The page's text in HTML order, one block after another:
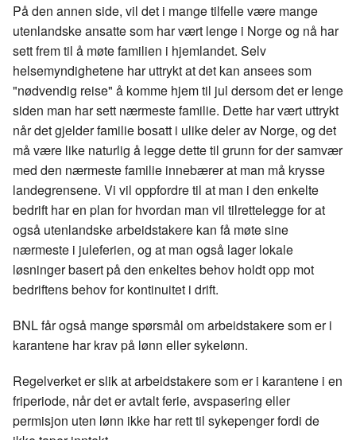
På den annen side, vil det i mange tilfelle være mange
utenlandske ansatte som har vært lenge i Norge og nå har
sett frem til å møte familien i hjemlandet. Selv
helsemyndighetene har uttrykt at det kan ansees som
"nødvendig reise" å komme hjem til jul dersom det er lenge
siden man har sett nærmeste familie. Dette har vært uttrykt
når det gjelder familie bosatt i ulike deler av Norge, og det
må være like naturlig å legge dette til grunn for der samvær
med den nærmeste familie innebærer at man må krysse
landegrensene. Vi vil oppfordre til at man i den enkelte
bedrift har en plan for hvordan man vil tilrettelegge for at
også utenlandske arbeidstakere kan få møte sine
nærmeste i juleferien, og at man også lager lokale
løsninger basert på den enkeltes behov holdt opp mot
bedriftens behov for kontinuitet i drift.
BNL får også mange spørsmål om arbeidstakere som er i
karantene har krav på lønn eller sykelønn.
Regelverket er slik at arbeidstakere som er i karantene i en
friperiode, når det er avtalt ferie, avspasering eller
permisjon uten lønn ikke har rett til sykepenger fordi de